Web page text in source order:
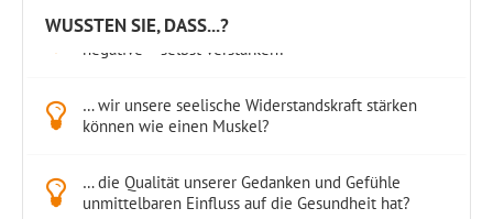
WUSSTEN SIE, DASS...?
… positive Gefühle und Zustände sich – genau wie
… wir unsere seelische Widerstandskraft stärken
können wie einen Muskel?
… die Qualität unserer Gedanken und Gefühle
unmittelbaren Einfluss auf die Gesundheit hat?